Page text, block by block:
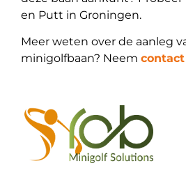
en Putt in Groningen.
Meer weten over de aanleg
minigolfbaan? Neem contact